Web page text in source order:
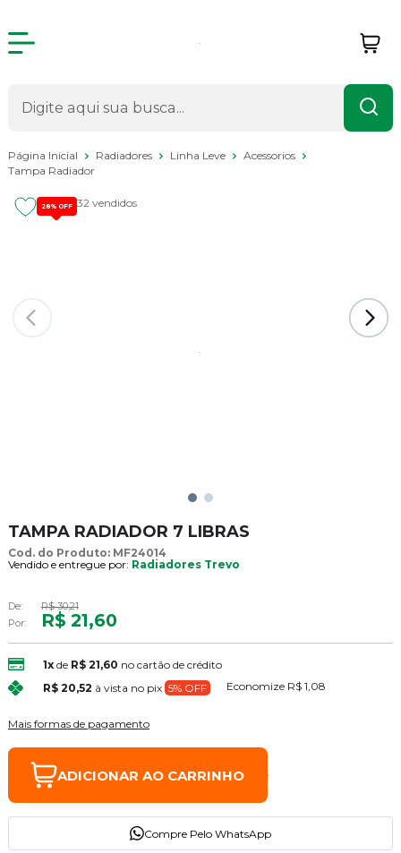
Página Inicial Radiadores Linha Leve
Acessorios
Tampa Radiador
28% OFF 32 vendidos
TAMPA RADIADOR 7 LIBRAS
Cod. do Produto: MF24014
Vendido e entregue por: Radiadores Trevo
De:
R$ 30,21
Por:
R$ 21,60
1xde R$ 21,60 no cartão de crédito
R$ 20,52 à vista no pix 5% OFF Economize R$ 1,08
Mais formas de pagamento
ADICIONAR AO CARRINHO
Compre Pelo WhatsApp